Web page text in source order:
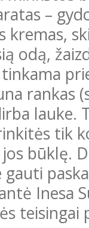
–
kremas,
odą,
tinkama
rankas
lauke.
tik
būklę.
Inesa
teisingai